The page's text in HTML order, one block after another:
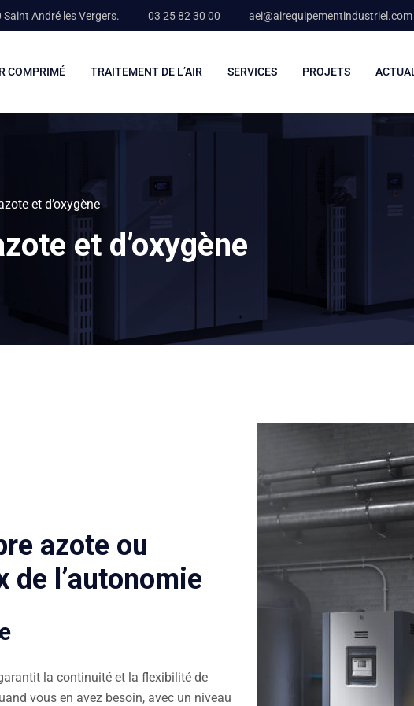
Saint André les Vergers. 03 25 82 30 00 aei@airequipementindustriel.com
COMPRIMÉ TRAITEMENT DE L’AIR SERVICES PROJETS
et d’oxygène
et d’oxygène
azote ou
de l’autonomie
la continuité et la flexibilité de
vous en avez besoin, avec un niveau